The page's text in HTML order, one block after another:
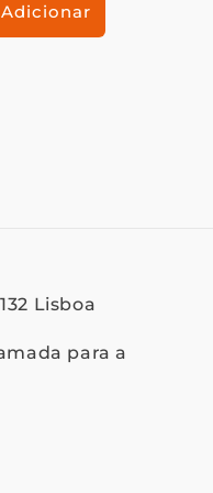
Adicionar
Lisboa
para a